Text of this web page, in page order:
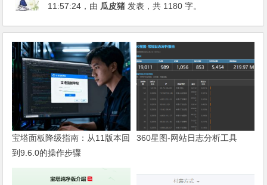
11:57:24 ，由 瓜皮猪 发表，共 1180 字。
宝塔面板降级指南：从11版本回
到9.6.0的操作步骤
360星图-网站日志分析工具